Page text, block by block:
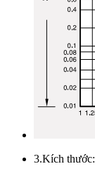
3.Kích thước: